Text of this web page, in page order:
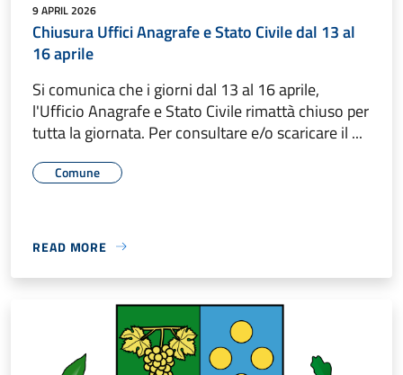
9 APRIL 2026
Chiusura Uffici Anagrafe e Stato Civile dal 13 al
16 aprile
Si comunica che i giorni dal 13 al 16 aprile,
l'Ufficio Anagrafe e Stato Civile rimattà chiuso per
tutta la giornata. Per consultare e/o scaricare il ...
Comune
READ MORE